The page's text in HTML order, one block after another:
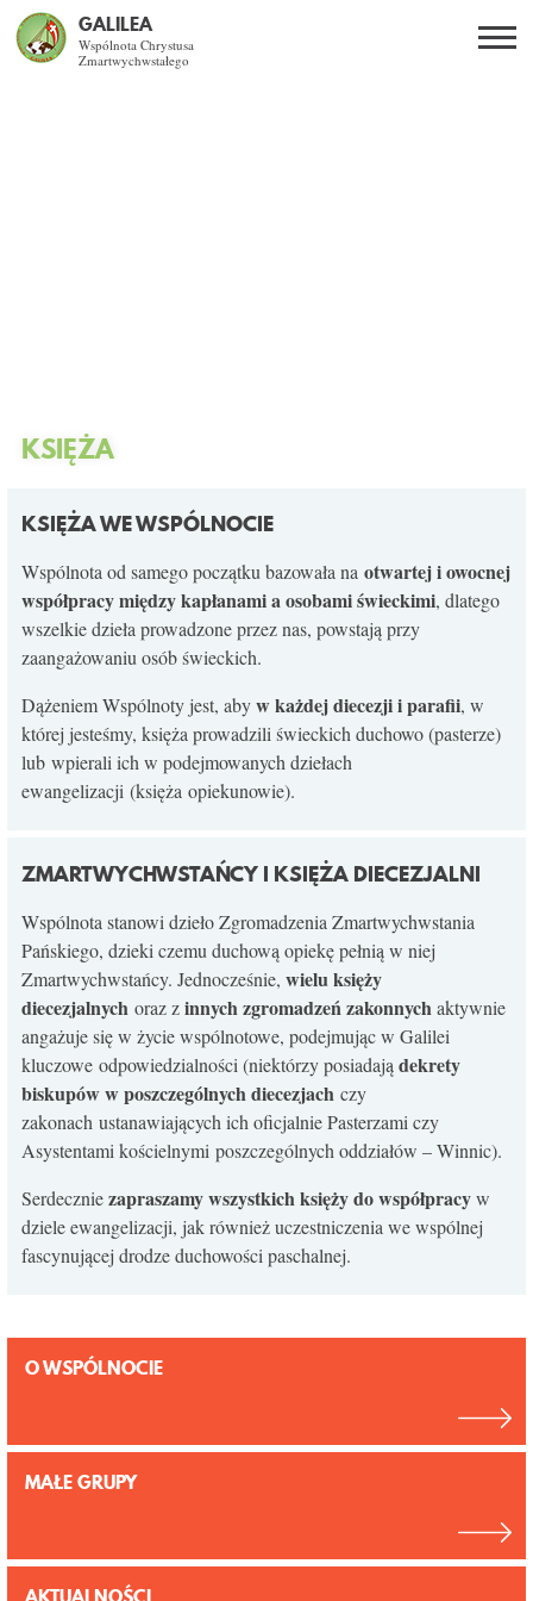
GALILEA
Wspólnota Chrystusa
Zmartwychwstałego
KONTAKT
KSIĘŻA
KSIĘŻA WE WSPÓLNOCIE
Wspólnota od samego początku bazowała na otwartej i owocnej
współpracy między kapłanami a osobami świeckimi, dlatego
wszelkie dzieła prowadzone przez nas, powstają przy
zaangażowaniu osób świeckich.
Dążeniem Wspólnoty jest, abyw każdej diecezji i parafii, w
której jesteśmy, księża prowadzili świeckich duchowo (pasterze)
lub wpierali ich w podejmowanych dziełach
ewangelizacji (księża opiekunowie).
ZMARTWYCHWSTAŃCY I KSIĘŻA DIECEZJALNI
Wspólnota stanowi dzieło Zgromadzenia Zmartwychwstania
Pańskiego, dzieki czemu duchową opiekę pełnią w niej
Zmartwychwstańcy. Jednocześnie, wielu księży
diecezjalnych oraz zinnych zgromadzeń zakonnych aktywnie
angażuje się w życie wspólnotowe, podejmując w Galilei
kluczowe odpowiedzialności (niektórzy posiadają dekrety
biskupów w poszczególnych diecezjach czy
zakonach ustanawiających ich oficjalnie Pasterzami czy
Asystentami kościelnymi poszczególnych oddziałów – Winnic).
Serdeczniezapraszamy wszystkich księży do współpracyw
dziele ewangelizacji, jak również uczestniczenia we wspólnej
fascynującej drodze duchowości paschalnej.
O WSPÓLNOCIE
MAŁE GRUPY
AKTUALNOŚCI